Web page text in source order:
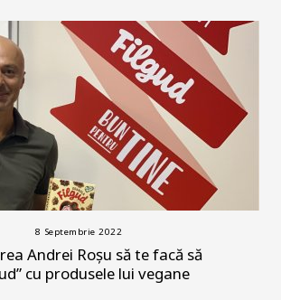
8 Septembrie 2022
Andrei Roșu să te facă să
cu produsele lui vegane